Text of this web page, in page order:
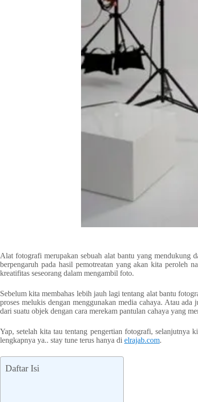
Alat fotografi merupakan sebuah alat bantu yang mendukung
berpengaruh pada hasil pemotreatan yang akan kita peroleh
kreatifitas seseorang dalam mengambil foto.
Sebelum kita membahas lebih jauh lagi tentang alat bantu
proses melukis dengan menggunakan media cahaya. Atau
dari suatu objek dengan cara merekam pantulan cahaya yang
Yap, setelah kita tau tentang pengertian fotografi, selanjutnya
lengkapnya ya.. stay tune terus hanya di elrajab.com.
Daftar Isi